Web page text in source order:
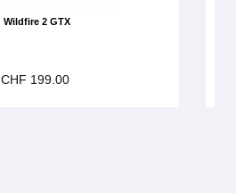
Wildfire 2 GTX
CHF 199.00